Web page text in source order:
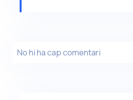
No hi ha cap comentari